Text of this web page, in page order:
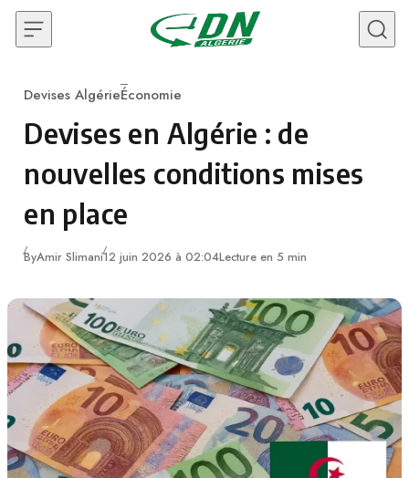
Skip to content
Category
Devises AlgérieÉconomie
Devises en Algérie : de
nouvelles conditions mises
en place
ByAmir Slimani12 juin 2026 à 02:04Lecture en 5 min